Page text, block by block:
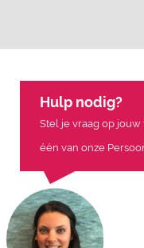
Hulp nodig?
Stel je vraag op
één van onze